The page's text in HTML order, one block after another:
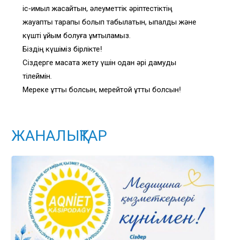
іс-қимыл жасайтын, әлеуметтік әріптестіктің
жауапты тарапы болып табылатын, ықпалды және
күшті ұйым болуға ұмтыламыз.
Біздің күшіміз бірлікте!
Сіздерге мақсатқа жету үшін одан әрі дамуды
тілеймін.
Мереке құтты болсын, мерейтой құтты болсын!
ЖАНАЛЫҚТАР